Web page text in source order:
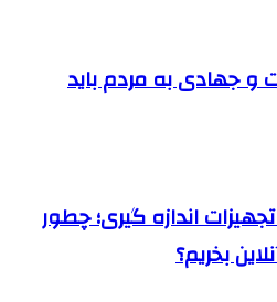
جهادی به مردم باید
اندازه گیری؛ چطور
بخریم؟